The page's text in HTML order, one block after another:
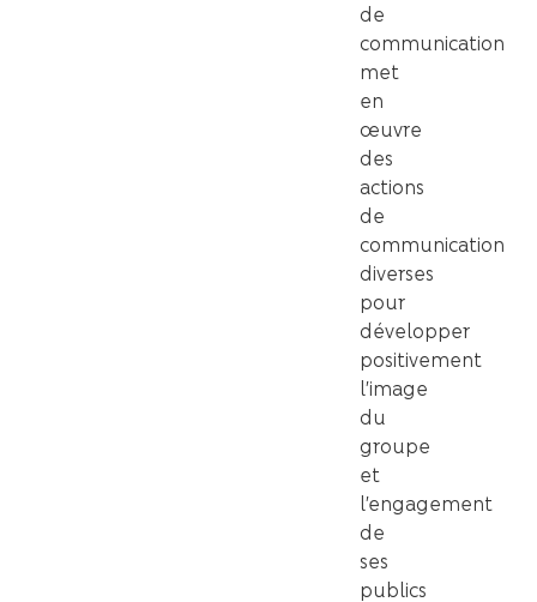
de
communication
met
en
œuvre
des
actions
de
communication
diverses
pour
développer
positivement
l’image
du
groupe
et
l’engagement
de
ses
publics